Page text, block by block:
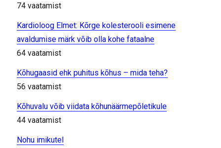
74 vaatamist
Kardioloog Elmet: Kõrge kolesterooli esimene
avaldumise märk võib olla kohe fataalne
64 vaatamist
Kõhugaasid ehk puhitus kõhus – mida teha?
56 vaatamist
Kõhuvalu võib viidata kõhunäärmepõletikule
44 vaatamist
Nohu imikutel